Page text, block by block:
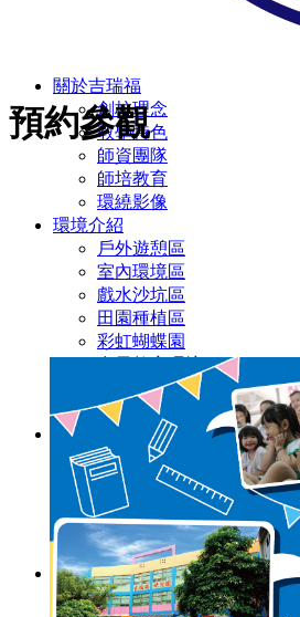
關於吉瑞福
創校理念
教學特色
師資團隊
師培教育
環繞影像
環境介紹
戶外遊憩區
室內環境區
戲水沙坑區
田園種植區
彩虹蝴蝶園
廁所設施設備
無障礙設施/定期環境消毒
幼兒園
主題教學
品格教育
防震防災宣導
交通安全教育
節慶文化活動
國小部
菁英課輔
預約參觀